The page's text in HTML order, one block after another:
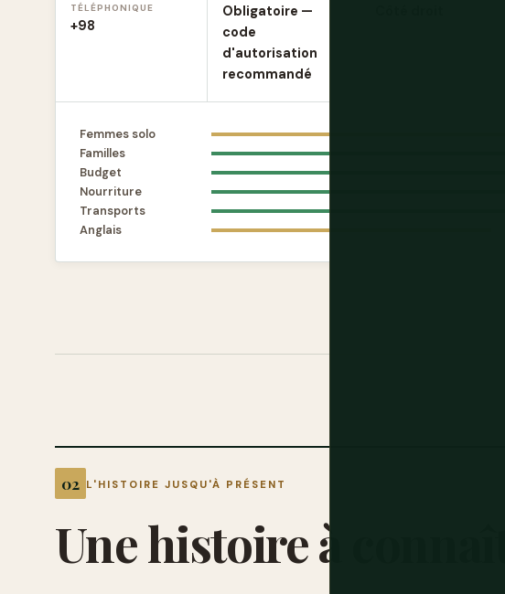
TÉLÉPHONIQUE
+98
Obligatoire —
code
d'autorisation
recommandé
Femmes solo
Familles
Budget
Nourriture
Transports
Anglais
L'HISTOIRE JUSQU'À PRÉSENT
Unehistoireà